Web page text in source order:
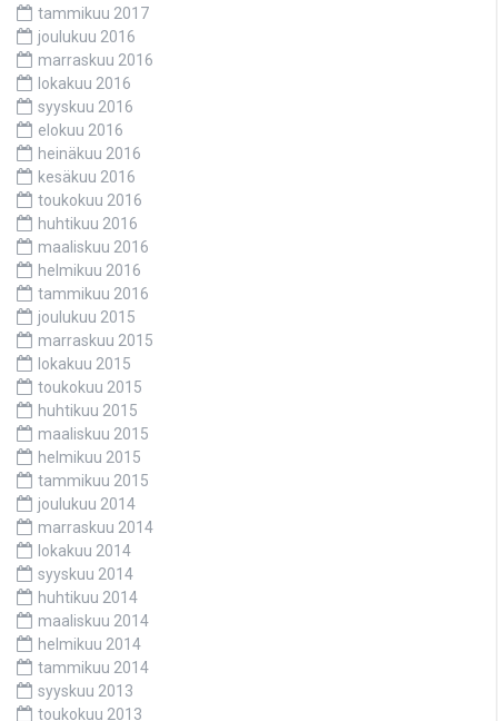
tammikuu 2017
joulukuu 2016
marraskuu 2016
lokakuu 2016
syyskuu 2016
elokuu 2016
heinäkuu 2016
kesäkuu 2016
toukokuu 2016
huhtikuu 2016
maaliskuu 2016
helmikuu 2016
tammikuu 2016
joulukuu 2015
marraskuu 2015
lokakuu 2015
toukokuu 2015
huhtikuu 2015
maaliskuu 2015
helmikuu 2015
tammikuu 2015
joulukuu 2014
marraskuu 2014
lokakuu 2014
syyskuu 2014
huhtikuu 2014
maaliskuu 2014
helmikuu 2014
tammikuu 2014
syyskuu 2013
toukokuu 2013